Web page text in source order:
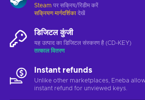
Steam पर सक्रिय/रिडीम करें
सक्रियण मार्गदर्शिका देखें
डिजिटल कुंजी
यह उत्पाद का डिजिटल संस्करण है (CD-KEY)
तत्काल वितरण
Instant refunds
Unlike other marketplaces, Eneba
instant refund for unviewed keys.